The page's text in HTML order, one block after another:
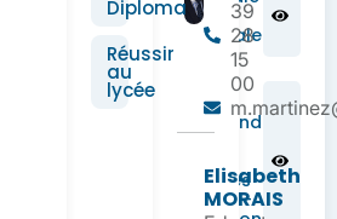
en
Terminale
Livret
maths 2nd
Dame Les
Oiseaux –
39
28
15
00
Elisabeth
MORAIS
Diploma
Réussir
au
lycée